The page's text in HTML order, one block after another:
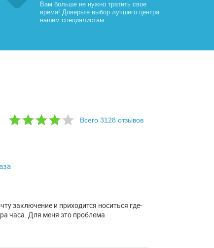
Вам больше не нужно тратить свое
время! Доверьте выбор лучшего центра
нашим специалистам.
Всего 3128 отзывов
заключение и приходится носиться где-
часа. Для меня это проблема